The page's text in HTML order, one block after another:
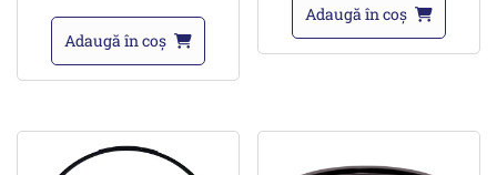
Adaugă în coș
Adaugă în coș